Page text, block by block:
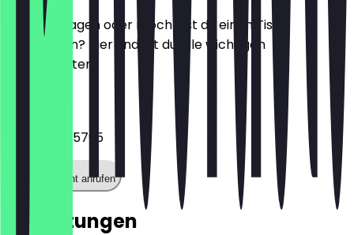
Hast du Fragen oder möchtest du einen Tisch
reservieren? Hier findest du alle wichtigen
Kontaktdaten.
+491757905795
Restaurant anrufen
Bewertungen